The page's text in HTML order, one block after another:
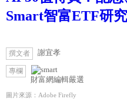
Smart智富ETF研
撰文者 謝宜孝
專欄
財富網編輯嚴選
圖片來源：Adobe Firefly